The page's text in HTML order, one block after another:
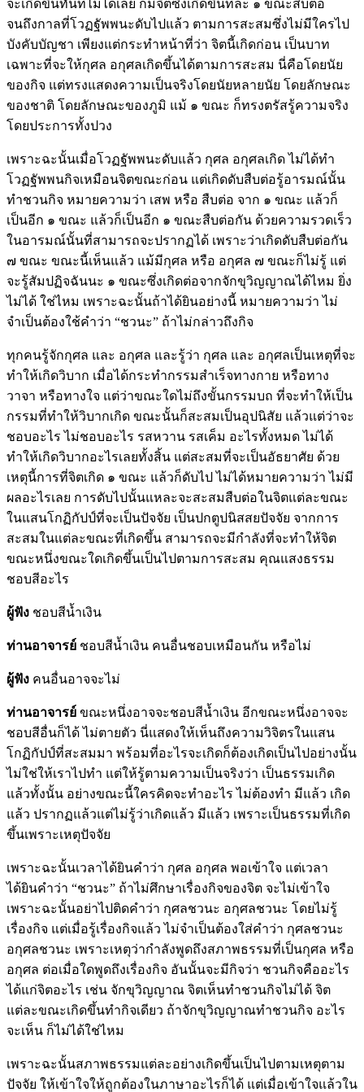
จะเกิดขึ้นทันทีไม่ได้เลย ก็มีจิตซึ่งเกิดขึ้นทีละ ๑ ขณะสืบต่อ
จนถึงกาลที่โวฏฐัพพนะดับไปแล้ว ตามการสะสมซึ่งไม่มีใครไป
บังคับบัญชา เพียงแต่กระทำหน้าที่ว่า จิตนี้เกิดก่อน เป็นบาท
เฉพาะที่จะให้กุศล อกุศลเกิดขึ้นได้ตามการสะสม นี่คือโดยนัย
ของกิจ แต่ทรงแสดงความเป็นจริงโดยนัยหลายนัย โดยลักษณะ
ของชาติ โดยลักษณะของภูมิ แม้ ๑ ขณะ ก็ทรงตรัสรู้ความจริง
โดยประการทั้งปวง
เพราะฉะนั้นเมื่อโวฏฐัพพนะดับแล้ว กุศล อกุศลเกิด ไม่ได้ทำ
โวฏฐัพพนกิจเหมือนจิตขณะก่อน แต่เกิดดับสืบต่อรู้อารมณ์นั้น
ทำชวนกิจ หมายความว่า เสพ หรือ สืบต่อ จาก ๑ ขณะ แล้วก็
เป็นอีก ๑ ขณะ แล้วก็เป็นอีก ๑ ขณะสืบต่อกัน ด้วยความรวดเร็ว
ในอารมณ์นั้นที่สามารถจะปรากฏได้ เพราะว่าเกิดดับสืบต่อกัน
๗ ขณะ ขณะนี้เห็นแล้ว แม้มีกุศล หรือ อกุศล ๗ ขณะก็ไม่รู้ แต่
จะรู้สัมปฏิจฉันนะ ๑ ขณะซึ่งเกิดต่อจากจักขุวิญญาณได้ไหม ยิ่ง
ไม่ได้ ใช่ไหม เพราะฉะนั้นถ้าได้ยินอย่างนี้ หมายความว่า ไม่
จำเป็นต้องใช้คำว่า “ชวนะ” ถ้าไม่กล่าวถึงกิจ
ทุกคนรู้จักกุศล และ อกุศล และรู้ว่า กุศล และ อกุศลเป็นเหตุที่จะ
ทำให้เกิดวิบาก เมื่อได้กระทำกรรมสำเร็จทางกาย หรือทาง
วาจา หรือทางใจ แต่ว่าขณะใดไม่ถึงขั้นกรรมบถ ที่จะทำให้เป็น
กรรมที่ทำให้วิบากเกิด ขณะนั้นก็สะสมเป็นอุปนิสัย แล้วแต่ว่าจะ
ชอบอะไร ไม่ชอบอะไร รสหวาน รสเค็ม อะไรทั้งหมด ไม่ได้
ทำให้เกิดวิบากอะไรเลยทั้งสิ้น แต่สะสมที่จะเป็นอัธยาศัย ด้วย
เหตุนี้การที่จิตเกิด ๑ ขณะ แล้วก็ดับไป ไม่ได้หมายความว่า ไม่มี
ผลอะไรเลย การดับไปนั้นแหละจะสะสมสืบต่อในจิตแต่ละขณะ
ในแสนโกฏิกัปป์ที่จะเป็นปัจจัย เป็นปกตูปนิสสยปัจจัย จากการ
สะสมในแต่ละขณะที่เกิดขึ้น สามารถจะมีกำลังที่จะทำให้จิต
ขณะหนึ่งขณะใดเกิดขึ้นเป็นไปตามการสะสม คุณแสงธรรม
ชอบสีอะไร
ผู้ฟัง ชอบสีน้ำเงิน
ท่านอาจารย์ ชอบสีน้ำเงิน คนอื่นชอบเหมือนกัน หรือไม่
ผู้ฟัง คนอื่นอาจจะไม่
ท่านอาจารย์ ขณะหนึ่งอาจจะชอบสีน้ำเงิน อีกขณะหนึ่งอาจจะ
ชอบสีอื่นก็ได้ ไม่ตายตัว นี่แสดงให้เห็นถึงความวิจิตรในแสน
โกฏิกัปป์ที่สะสมมา พร้อมที่อะไรจะเกิดก็ต้องเกิดเป็นไปอย่างนั้น
ไม่ใช่ให้เราไปทำ แต่ให้รู้ตามความเป็นจริงว่า เป็นธรรมเกิด
แล้วทั้งนั้น อย่างขณะนี้ใครคิดจะทำอะไร ไม่ต้องทำ มีแล้ว เกิด
แล้ว ปรากฏแล้วแต่ไม่รู้ว่าเกิดแล้ว มีแล้ว เพราะเป็นธรรมที่เกิด
ขึ้นเพราะเหตุปัจจัย
เพราะฉะนั้นเวลาได้ยินคำว่า กุศล อกุศล พอเข้าใจ แต่เวลา
ได้ยินคำว่า “ชวนะ” ถ้าไม่ศึกษาเรื่องกิจของจิต จะไม่เข้าใจ
เพราะฉะนั้นอย่าไปติดคำว่า กุศลชวนะ อกุศลชวนะ โดยไม่รู้
เรื่องกิจ แต่เมื่อรู้เรื่องกิจแล้ว ไม่จำเป็นต้องใส่คำว่า กุศลชวนะ
อกุศลชวนะ เพราะเหตุว่ากำลังพูดถึงสภาพธรรมที่เป็นกุศล หรือ
อกุศล ต่อเมื่อใดพูดถึงเรื่องกิจ อันนั้นจะมีกิจว่า ชวนกิจคืออะไร
ได้แก่จิตอะไร เช่น จักขุวิญญาณ จิตเห็นทำชวนกิจไม่ได้ จิต
แต่ละขณะเกิดขึ้นทำกิจเดียว ถ้าจักขุวิญญาณทำชวนกิจ อะไร
จะเห็น ก็ไม่ได้ใช่ไหม
เพราะฉะนั้นสภาพธรรมแต่ละอย่างเกิดขึ้นเป็นไปตามเหตุตาม
ปัจจัย ให้เข้าใจให้ถูกต้องในภาษาอะไรก็ได้ แต่เมื่อเข้าใจแล้วใน